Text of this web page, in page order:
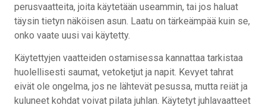
perusvaatteita, joita käytetään useammin, tai jos haluat
täysin tietyn näköisen asun. Laatu on tärkeämpää kuin se,
onko vaate uusi vai käytetty.
Käytettyjen vaatteiden ostamisessa kannattaa tarkistaa
huolellisesti saumat, vetoketjut ja napit. Kevyet tahrat
eivät ole ongelma, jos ne lähtevät pesussa, mutta reiät ja
kuluneet kohdat voivat pilata juhlan. Käytetyt juhlavaatteet